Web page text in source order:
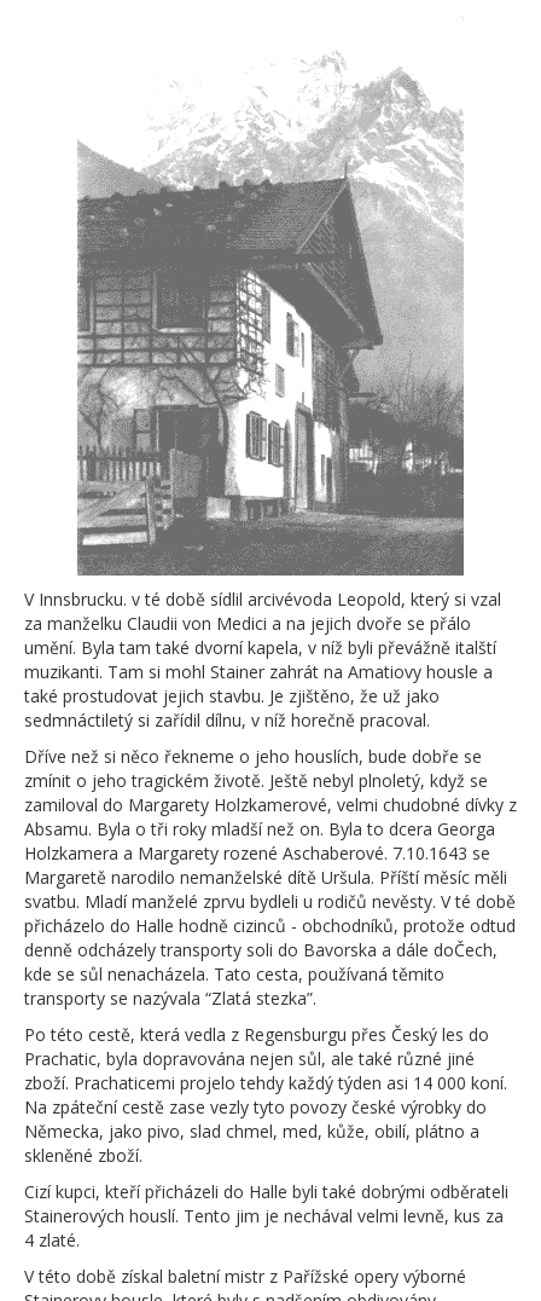
V Innsbrucku. v té době sídlil arcivévoda Leopold, který si vzal
za manželku Claudii von Medici a na jejich dvoře se přálo
umění. Byla tam také dvorní kapela, v níž byli převážně italští
muzikanti. Tam si mohl Stainer zahrát na Amatiovy housle a
také prostudovat jejich stavbu. Je zjištěno, že už jako
sedmnáctiletý si zařídil dílnu, v níž horečně pracoval.
Dříve než si něco řekneme o jeho houslích, bude dobře se
zmínit o jeho tragickém životě. Ještě nebyl plnoletý, když se
zamiloval do Margarety Holzkamerové, velmi chudobné dívky z
Absamu. Byla o tři roky mladší než on. Byla to dcera Georga
Holzkamera a Margarety rozené Aschaberové. 7.10.1643 se
Margaretě narodilo nemanželské dítě Uršula. Příští měsíc měli
svatbu. Mladí manželé zprvu bydleli u rodičů nevěsty. V té době
přicházelo do Halle hodně cizinců - obchodníků, protože odtud
denně odcházely transporty soli do Bavorska a dále doČech,
kde se sůl nenacházela. Tato cesta, používaná těmito
transporty se nazývala “Zlatá stezka”.
Po této cestě, která vedla z Regensburgu přes Český les do
Prachatic, byla dopravována nejen sůl, ale také různé jiné
zboží. Prachaticemi projelo tehdy každý týden asi 14 000 koní.
Na zpáteční cestě zase vezly tyto povozy české výrobky do
Německa, jako pivo, slad chmel, med, kůže, obilí, plátno a
skleněné zboží.
Cizí kupci, kteří přicházeli do Halle byli také dobrými odběrateli
Stainerových houslí. Tento jim je nechával velmi levně, kus za
4 zlaté.
V této době získal baletní mistr z Pařížské opery výborné